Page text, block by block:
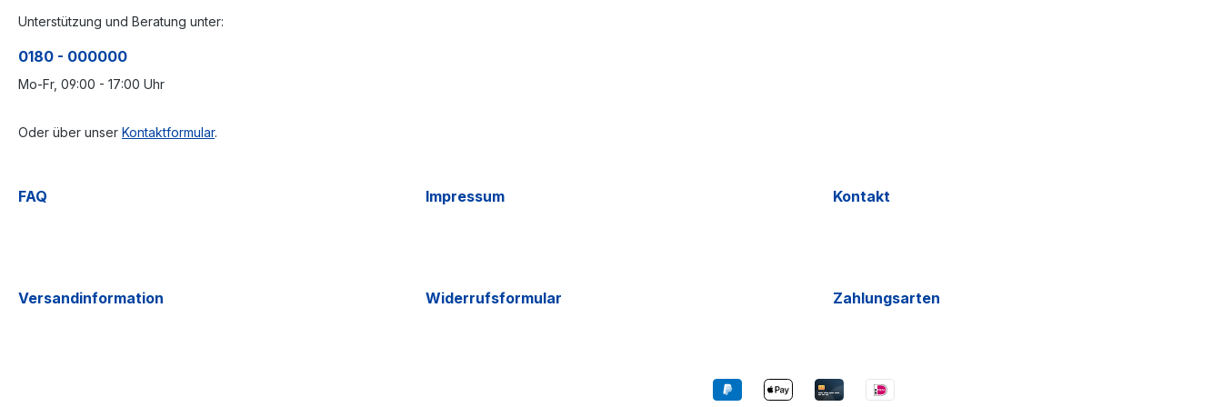
Unterstützung und Beratung unter:
0180 - 000000
Mo-Fr, 09:00 - 17:00 Uhr
Oder über unser Kontaktformular.
FAQ Impressum Kontakt
Versandinformation Widerrufsformular Zahlungsarten